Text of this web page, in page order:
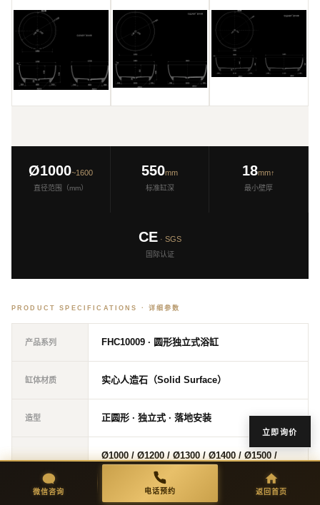
Ø1000~1600
直径范围（mm）
550mm
标准缸深
18mm↑
最小壁厚
CE · SGS
国际认证
PRODUCT SPECIFICATIONS · 详细参数
产品系列 FHC10009 · 圆形独立式浴缸
缸体材质 实心人造石（Solid Surface）
造型 正圆形 · 独立式 · 落地安装
Ø1000 / Ø1200 / Ø1300 / Ø1400 / Ø1500 /
Ø1600（mm）
微信咨询 电话预约 返回首页
立即询价
微信咨询 电话预约 返回首页